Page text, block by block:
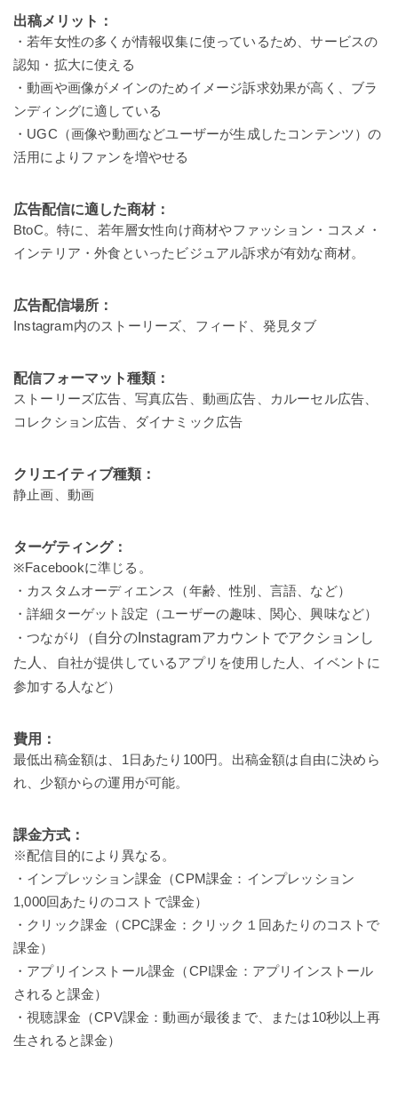
出稿メリット：
・若年女性の多くが情報収集に使っているため、サービスの
認知・拡大に使える
・動画や画像がメインのためイメージ訴求効果が高く、ブラ
ンディングに適している
・UGC（画像や動画などユーザーが生成したコンテンツ）の
活用によりファンを増やせる
広告配信に適した商材：
BtoC。特に、若年層女性向け商材やファッション・コスメ・
インテリア・外食といったビジュアル訴求が有効な商材。
広告配信場所：
Instagram内のストーリーズ、フィード、発見タブ
配信フォーマット種類：
ストーリーズ広告、写真広告、動画広告、カルーセル広告、
コレクション広告、ダイナミック広告
クリエイティブ種類：
静止画、動画
ターゲティング：
※Facebookに準じる。
・カスタムオーディエンス（年齢、性別、言語、など）
・詳細ターゲット設定（ユーザーの趣味、関心、興味など）
・つながり（ 自分のInstagramアカウントでアクションし
た人、
自社が提供しているアプリを使用した人、イベントに
参加する人など）
費用：
最低出稿金額は、1日あたり100円。出稿金額は自由に決めら
れ、少額からの運用が可能。
課金方式：
※配信目的により異なる。
・インプレッション課金（CPM課金：インプレッション
1,000回あたりのコストで課金）
・クリック課金（CPC課金：クリック１回あたりのコストで
課金）
・アプリインストール課金（CPI課金：アプリインストール
されると課金）
・視聴課金（CPV課金：動画が最後まで、または10秒以上再
生されると課金）